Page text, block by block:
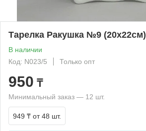
Тарелка Ракушка №9 (20х22см)
В наличии
Код: N023/5
Только опт
950 ₸
Минимальный заказ — 12 шт.
949 ₸ от 48 шт.